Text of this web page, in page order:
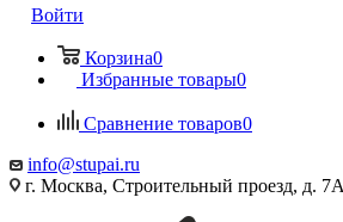
Войти
Корзина0
Избранные товары0
Сравнение товаров0
info@stupai.ru
г. Москва, Строительный проезд, д.